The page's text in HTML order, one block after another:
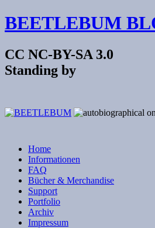
BEETLEBUM
CC NC-BY-SA 3.0
Standing by
Home
Informationen
FAQ
Bücher & Merchandise
Support
Portfolio
Archiv
Impressum